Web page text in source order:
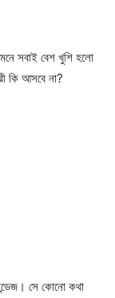
সবাই বেশ খুশি হলো
কি আসবে না?
সে কোনো কথা